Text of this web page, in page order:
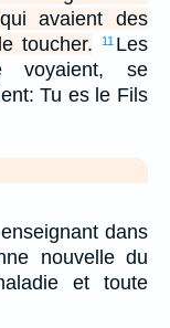
avaient des
toucher.
11 Les
voyaient, se
Tu es le Fils
dans
nouvelle du
et toute